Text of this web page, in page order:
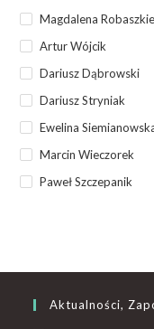
Magdalena
Artur Wójcik
Dariusz Dąbrowski
Dariusz Stryniak
Ewelina
Marcin Wieczorek
Paweł Szczepanik
Aktualności,